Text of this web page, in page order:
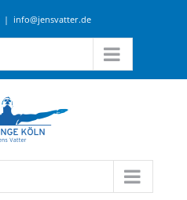
| info@jensvatter.de